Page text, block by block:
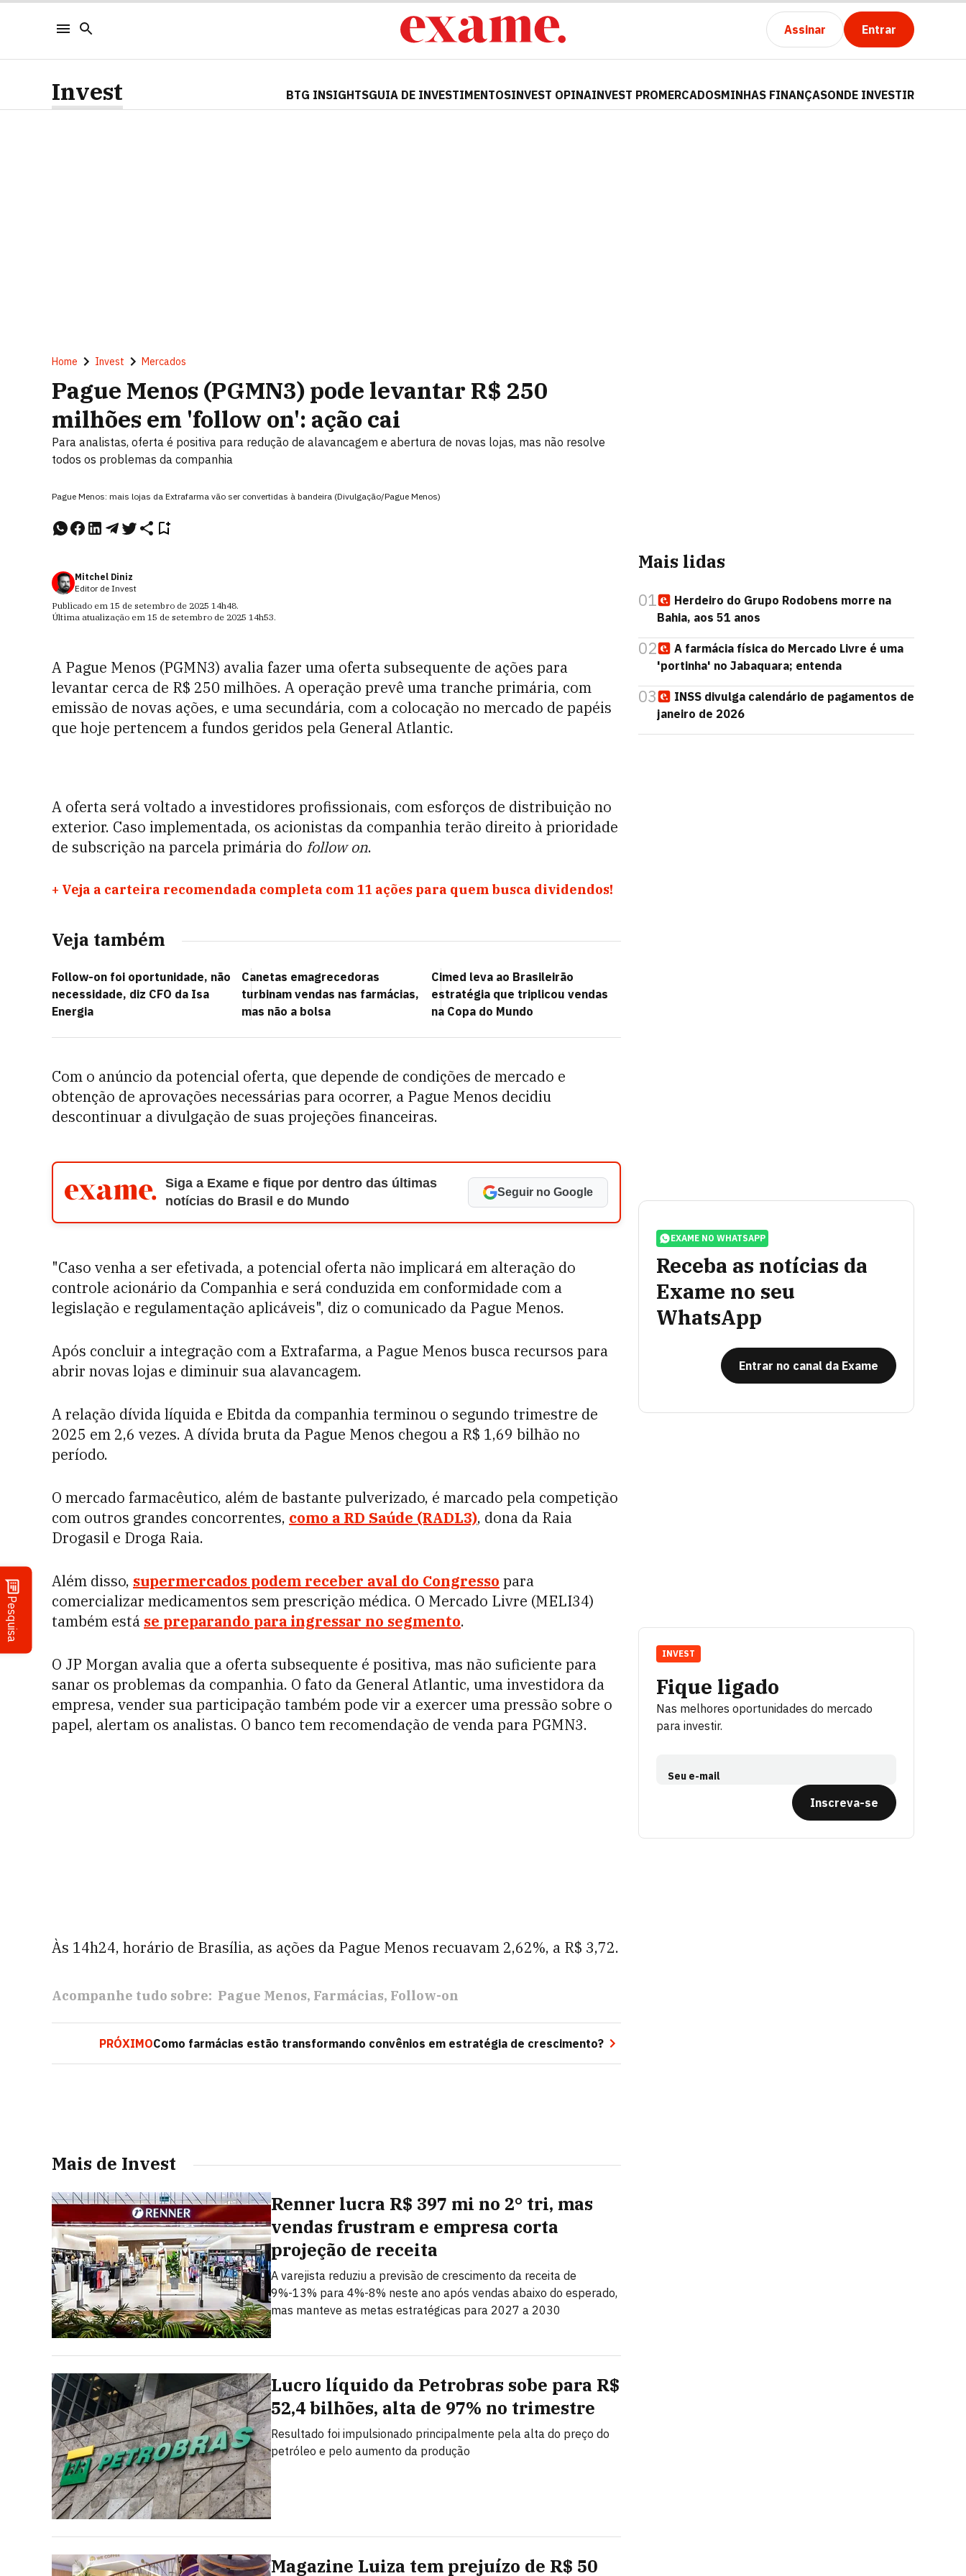
Assinar Entrar
Pesquisa
Invest BTG INSIGHTSGUIA DE INVESTIMENTOSINVEST OPINAINVEST PROMERCADOSMINHAS FINANÇASONDE INVESTIR
Home Invest Mercados
Pague Menos (PGMN3) pode levantar R$ 250
milhões em 'follow on': ação cai
Para analistas, oferta é positiva para redução de alavancagem e abertura de novas lojas, mas não resolve
todos os problemas da companhia
Pague Menos: mais lojas da Extrafarma vão ser convertidas à bandeira (Divulgação/Pague Menos)
Mitchel Diniz
Editor de Invest
Publicado em 15 de setembro de 2025 14h48.
Última atualização em 15 de setembro de 2025 14h53.
A Pague Menos (PGMN3) avalia fazer uma oferta subsequente de ações para
levantar cerca de R$ 250 milhões. A operação prevê uma tranche primária, com
emissão de novas ações, e uma secundária, com a colocação no mercado de papéis
que hoje pertencem a fundos geridos pela General Atlantic.
A oferta será voltado a investidores profissionais, com esforços de distribuição no
exterior. Caso implementada, os acionistas da companhia terão direito à prioridade
de subscrição na parcela primária do follow on.
+ Veja a carteira recomendada completa com 11 ações para quem busca dividendos!
Veja também
Follow-on foi oportunidade, não
necessidade, diz CFO da Isa
Energia
Canetas emagrecedoras
turbinam vendas nas farmácias,
mas não a bolsa
Cimed leva ao Brasileirão
estratégia que triplicou vendas
na Copa do Mundo
Com o anúncio da potencial oferta, que depende de condições de mercado e
obtenção de aprovações necessárias para ocorrer, a Pague Menos decidiu
descontinuar a divulgação de suas projeções financeiras.
Siga a Exame e fique por dentro das últimas
notícias do Brasil e do Mundo
Seguir no Google
"Caso venha a ser efetivada, a potencial oferta não implicará em alteração do
controle acionário da Companhia e será conduzida em conformidade com a
legislação e regulamentação aplicáveis", diz o comunicado da Pague Menos.
Após concluir a integração com a Extrafarma, a Pague Menos busca recursos para
abrir novas lojas e diminuir sua alavancagem.
A relação dívida líquida e Ebitda da companhia terminou o segundo trimestre de
2025 em 2,6 vezes. A dívida bruta da Pague Menos chegou a R$ 1,69 bilhão no
período.
O mercado farmacêutico, além de bastante pulverizado, é marcado pela competição
com outros grandes concorrentes, como a RD Saúde (RADL3), dona da Raia
Drogasil e Droga Raia.
Além disso, supermercados podem receber aval do Congresso para
comercializar medicamentos sem prescrição médica. O Mercado Livre (MELI34)
também está se preparando para ingressar no segmento.
O JP Morgan avalia que a oferta subsequente é positiva, mas não suficiente para
sanar os problemas da companhia. O fato da General Atlantic, uma investidora da
empresa, vender sua participação também pode vir a exercer uma pressão sobre o
papel, alertam os analistas. O banco tem recomendação de venda para PGMN3.
Às 14h24, horário de Brasília, as ações da Pague Menos recuavam 2,62%, a R$ 3,72.
Acompanhe tudo sobre: Pague Menos Farmácias Follow-on
PRÓXIMOComo farmácias estão transformando convênios em estratégia de crescimento?
Mais de Invest
Renner lucra R$ 397 mi no 2° tri, mas
vendas frustram e empresa corta
projeção de receita
A varejista reduziu a previsão de crescimento da receita de
9%-13% para 4%-8% neste ano após vendas abaixo do esperado,
mas manteve as metas estratégicas para 2027 a 2030
Lucro líquido da Petrobras sobe para R$
52,4 bilhões, alta de 97% no trimestre
Resultado foi impulsionado principalmente pela alta do preço do
petróleo e pelo aumento da produção
Magazine Luiza tem prejuízo de R$ 50
Mais lidas
01
Herdeiro do Grupo Rodobens morre na
Bahia, aos 51 anos
02
A farmácia física do Mercado Livre é uma
'portinha' no Jabaquara; entenda
03
INSS divulga calendário de pagamentos de
janeiro de 2026
EXAME NO WHATSAPP
Receba as notícias da
Exame no seu
WhatsApp
Entrar no canal da Exame
Fique ligado
Nas melhores oportunidades do mercado
para investir.
Seu e-mail
Inscreva-se
INVEST